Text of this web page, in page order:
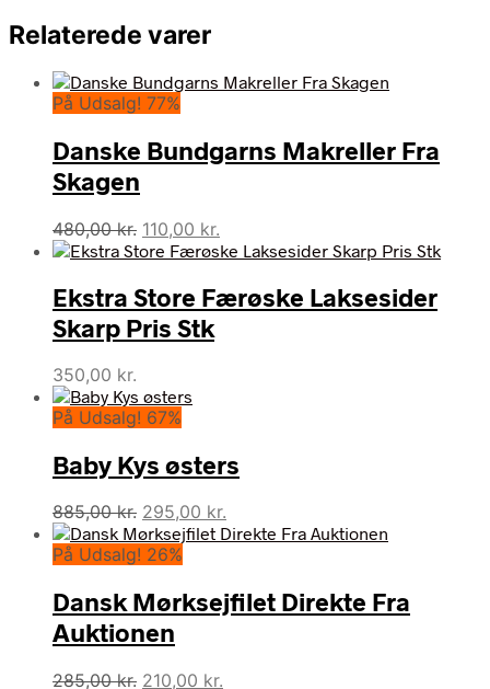
Relaterede varer
På Udsalg! 77%
Danske Bundgarns Makreller Fra
Skagen
480,00kr. Den
oprindelige
var:
480,00 kr..
110,00 kr.
aktuelle
er:
110,00 kr..
Ekstra Store Færøske Laksesider
Skarp Pris Stk
350,00 kr.
På Udsalg! 67%
Baby Kys østers
885,00kr. Den
oprindelige
pris
885,00 kr..
295,00 kr.
aktuelle
295,00 kr..
På Udsalg! 26%
Dansk Mørksejfilet Direkte Fra
Auktionen
285,00kr. Den
210,00 kr.